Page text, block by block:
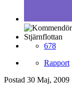
Stjärnflottan
678
Rapport
Postad 30 Maj, 2009